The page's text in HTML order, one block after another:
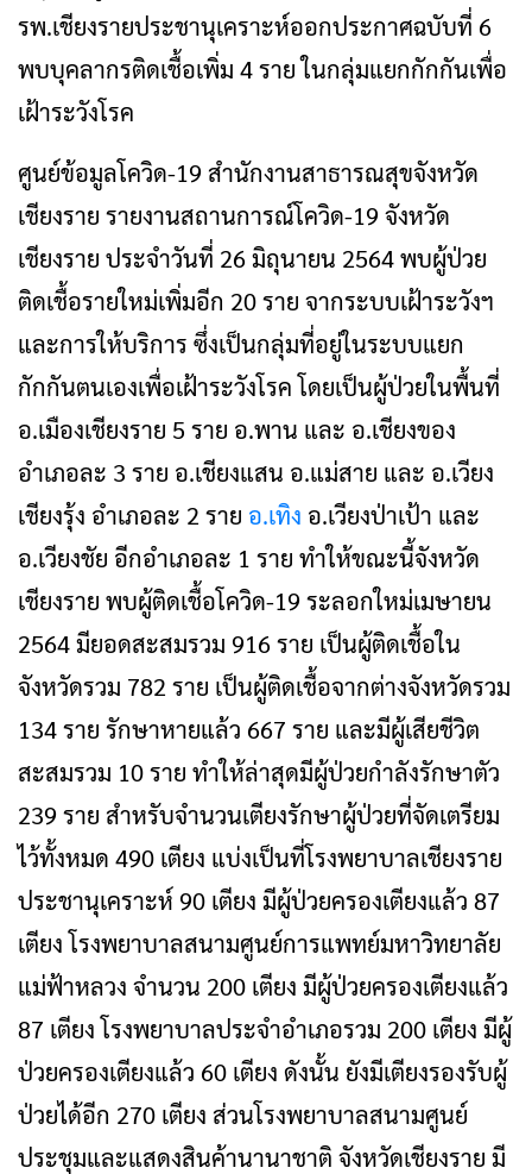
รพ.เชียงรายประชานุเคราะห์ออกประกาศฉบับที่ 6
พบบุคลากรติดเชื้อเพิ่ม 4 ราย ในกลุ่มแยกกักกันเพื่อ
เฝ้าระวังโรค
ศูนย์ข้อมูลโควิด-19 สำนักงานสาธารณสุขจังหวัด
เชียงราย รายงานสถานการณ์โควิด-19 จังหวัด
เชียงราย ประจำวันที่ 26 มิถุนายน 2564 พบผู้ป่วย
ติดเชื้อรายใหม่เพิ่มอีก 20 ราย จากระบบเฝ้าระวังฯ
และการให้บริการ ซึ่งเป็นกลุ่มที่อยู่ในระบบแยก
กักกันตนเองเพื่อเฝ้าระวังโรค โดยเป็นผู้ป่วยในพื้นที่
อ.เมืองเชียงราย 5 ราย อ.พาน และ อ.เชียงของ
อำเภอละ 3 ราย อ.เชียงแสน อ.แม่สาย และ อ.เวียง
เชียงรุ้ง อำเภอละ 2 ราย อ.เทิง อ.เวียงป่าเป้า และ
อ.เวียงชัย อีกอำเภอละ 1 ราย ทำให้ขณะนี้จังหวัด
เชียงราย พบผู้ติดเชื้อโควิด-19 ระลอกใหม่เมษายน
2564 มียอดสะสมรวม 916 ราย เป็นผู้ติดเชื้อใน
จังหวัดรวม 782 ราย เป็นผู้ติดเชื้อจากต่างจังหวัดรวม
134 ราย รักษาหายแล้ว 667 ราย และมีผู้เสียชีวิต
สะสมรวม 10 ราย ทำให้ล่าสุดมีผู้ป่วยกำลังรักษาตัว
239 ราย สำหรับจำนวนเตียงรักษาผู้ป่วยที่จัดเตรียม
ไว้ทั้งหมด 490 เตียง แบ่งเป็นที่โรงพยาบาลเชียงราย
ประชานุเคราะห์ 90 เตียง มีผู้ป่วยครองเตียงแล้ว 87
เตียง โรงพยาบาลสนามศูนย์การแพทย์มหาวิทยาลัย
แม่ฟ้าหลวง จำนวน 200 เตียง มีผู้ป่วยครองเตียงแล้ว
87 เตียง โรงพยาบาลประจำอำเภอรวม 200 เตียง มีผู้
ป่วยครองเตียงแล้ว 60 เตียง ดังนั้น ยังมีเตียงรองรับผู้
ป่วยได้อีก 270 เตียง ส่วนโรงพยาบาลสนามศูนย์
ประชุมและแสดงสินค้านานาชาติ จังหวัดเชียงราย มี